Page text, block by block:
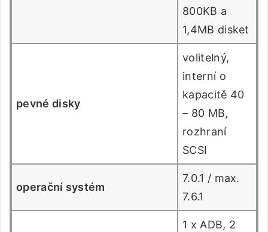
800KB a
1,4MB disket
pevné disky
volitelný,
interní o
kapacitě 40
– 80 MB,
rozhraní
SCSI
operační systém
7.0.1 / max.
7.6.1
1 x ADB, 2